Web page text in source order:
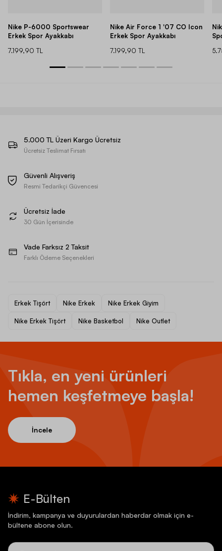
Nike P-6000 Sportswear
Erkek Spor Ayakkabı
7.199,90 TL
Nike Air Force 1 '07 CO Icon
Erkek Spor Ayakkabı
7.199,90 TL
5.000 TL Üzeri Kargo Ücretsiz
Ücretsiz Teslimat Fırsatı
Güvenli Alışveriş
Resmi Tedarikçi Güvencesi
Ücretsiz İade
30 Gün İçerisinde
Vade Farksız 2 Taksit
Farklı Ödeme Seçenekleri
Erkek Tişört Nike Erkek Nike Erkek Giyim
Nike Erkek Tişört Nike Basketbol Nike Outlet
Tıkla, en yeni ürünleri
hemen keşfetmeye başla!
İncele
E-Bülten
İndirim, kampanya ve duyurulardan haberdar olmak için e-
bültene abone olun.